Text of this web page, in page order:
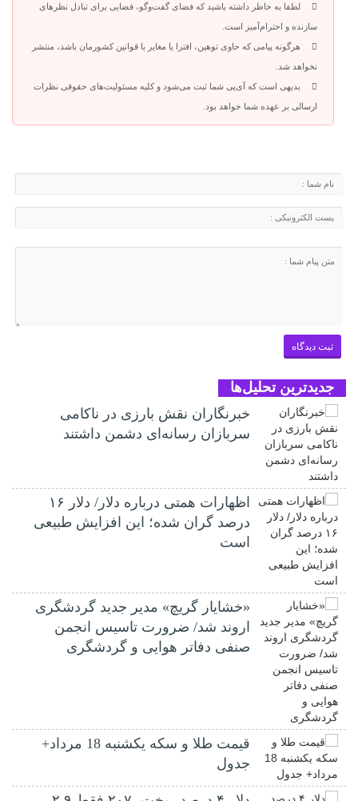
لطفا به خاطر داشته باشید که فضای گفت‌وگو، فضایی برای تبادل نظرهای
سازنده و احترام‌آمیز است.
هرگونه پیامی که حاوی توهین، افترا یا مغایر با قوانین کشورمان باشد، منتشر
نخواهد شد.
بدیهی است که آی‌پی شما ثبت می‌شود و کلیه مسئولیت‌های حقوقی نظرات
ارسالی بر عهده شما خواهد بود.
جدیدترین تحلیل‌ها
خبرنگاران نقش بارزی در ناکامی
سربازان رسانه‌ای دشمن داشتند
اظهارات همتی درباره دلار/ دلار ۱۶
درصد گران شده؛ این افزایش طبیعی
است
«خشایار گریچ» مدیر جدید گردشگری
اروند شد/ ضرورت تاسیس انجمن
صنفی دفاتر هوایی و گردشگری
قیمت طلا و سکه یکشنبه 18 مرداد+
جدول